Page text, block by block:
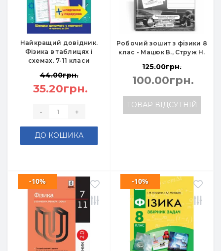
Найкращий довідник.
Фізика в таблицях і
схемах. 7-11 класи
44.00грн.
35.20грн.
- +
ДО КОШИКА
Робочий зошит з фізики 8
клас - Мацюк В., Струж Н.
125.00грн.
100.00грн.
ТОВАР ВІДСУТНІЙ
-10% -10%